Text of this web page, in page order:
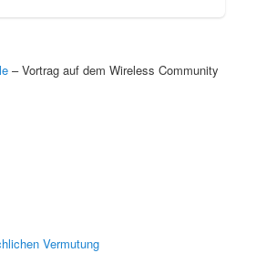
– Vortrag auf dem Wireless Community
Vermutung